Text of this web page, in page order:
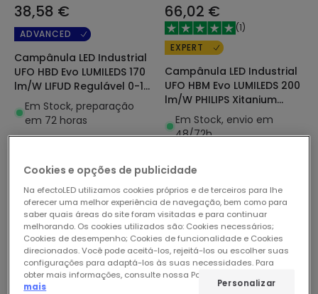
38,58 €
ADVANCED
Campânula LED Industrial
UFO HBD Evo LUMILEDS 170
lm/W LIFUD Regulável 0-10
Em Stock, preparação
em 72 horas
66,02 €
(1)
EXPERT
Campânula LED Industrial
UFO HBM Evo LUMILEDS 200
lm/W PHILIPS Xitanium
Regulável 0-10 V
Em Stock, envio em
48/72h
Cookies e opções de publicidade
Na efectoLED utilizamos cookies próprios e de terceiros para lhe
oferecer uma melhor experiência de navegação, bem como para
saber quais áreas do site foram visitadas e para continuar
melhorando. Os cookies utilizados são: Cookies necessários;
Cookies de desempenho; Cookies de funcionalidade e Cookies
direcionados. Você pode aceitá-los, rejeitá-los ou escolher suas
configurações para adaptá-los às suas necessidades. Para
obter mais informações, consulte nossa Política de Cookies.
mais
Personalizar